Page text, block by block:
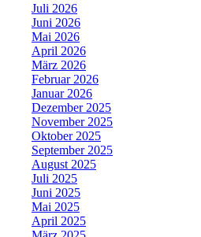
Juli 2026
Juni 2026
Mai 2026
April 2026
März 2026
Februar 2026
Januar 2026
Dezember 2025
November 2025
Oktober 2025
September 2025
August 2025
Juli 2025
Juni 2025
Mai 2025
April 2025